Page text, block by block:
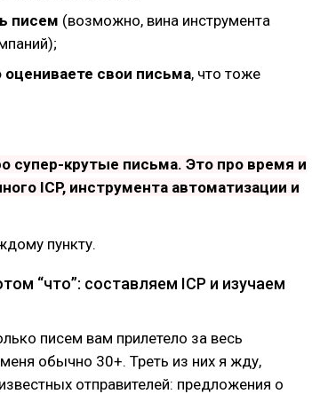
писем (возможно, вина инструмента
оцениваете свои письма, что тоже
супер-крутые письма. Это про время и
ICP, инструмента автоматизации и
пункту.
“что”: составляем ICP и изучаем
писем вам прилетело за весь
обычно 30+. Треть из них я жду,
отправителей: предложения о